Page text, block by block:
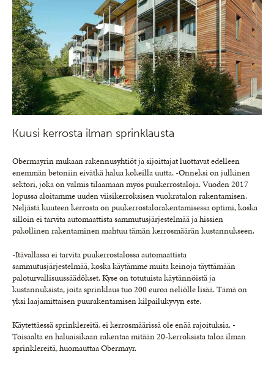
Kuusi kerrosta ilman sprinklausta
Obermayrin mukaan rakennusyhtiöt ja sijoittajat luottavat edelleen
enemmän betoniin eivätkä halua kokeilla uutta. -Onneksi on julkinen
sektori, joka on valmis tilaamaan myös puukerrostaloja. Vuoden 2017
lopussa aloitamme uuden viisikerroksisen vuokratalon rakentamisen.
Neljästä kuuteen kerrosta on puukerrostalorakentamisessa optimi, koska
silloin ei tarvita automaattista sammutusjärjestelmää ja hissien
pakollinen rakentaminen mahtuu tämän kerrosmäärän kustannukseen.
-Itävallassa ei tarvita puukerrostalossa automaattista
sammutusjärjestelmää, koska käytämme muita keinoja täyttämään
paloturvallisuussäädökset. Kyse on totutuista käytännöistä ja
kustannuksista, joita sprinklaus tuo 200 euroa neliölle lisää. Tämä on
yksi laajamittaisen puurakentamisen kilpailukyvyn este.
Käytettäessä sprinklereitä, ei kerrosmäärissä ole enää rajoituksia. -
Toisaalta en haluaisikaan rakentaa mitään 20-kerroksista taloa ilman
sprinklereitä, huomauttaa Obermayr.